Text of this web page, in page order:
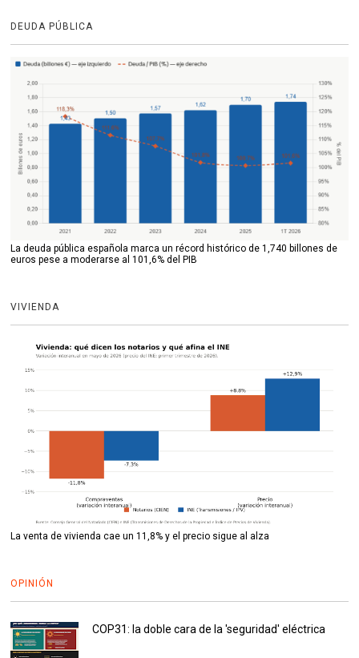
DEUDA PÚBLICA
La deuda pública española marca un récord histórico de 1,740 billones de
euros pese a moderarse al 101,6% del PIB
VIVIENDA
La venta de vivienda cae un 11,8% y el precio sigue al alza
OPINIÓN
COP31: la doble cara de la 'seguridad' eléctrica